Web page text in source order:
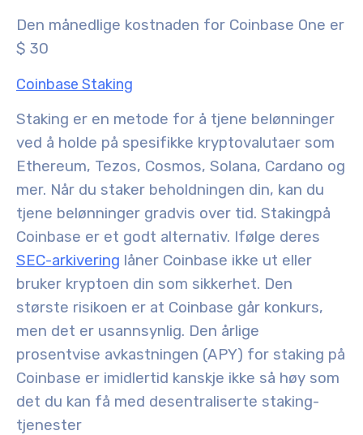
Den månedlige kostnaden for Coinbase One er
$ 30
Coinbase Staking
Staking er en metode for å tjene belønninger
ved å holde på spesifikke kryptovalutaer som
Ethereum, Tezos, Cosmos, Solana, Cardano og
mer. Når du staker beholdningen din, kan du
tjene belønninger gradvis over tid. Stakingpå
Coinbase er et godt alternativ. Ifølge deres
SEC-arkivering låner Coinbase ikke ut eller
bruker kryptoen din som sikkerhet. Den
største risikoen er at Coinbase går konkurs,
men det er usannsynlig. Den årlige
prosentvise avkastningen (APY) for staking på
Coinbase er imidlertid kanskje ikke så høy som
det du kan få med desentraliserte staking-
tjenester